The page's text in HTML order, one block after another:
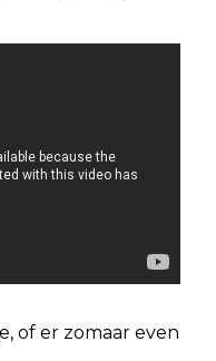
of er zomaar even